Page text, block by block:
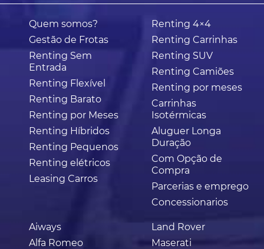
Quem somos?
Gestão de Frotas
Renting Sem
Entrada
Renting Flexível
Renting Barato
Renting por Meses
Renting Híbridos
Renting Pequenos
Renting elétricos
Leasing Carros
Aiways
Alfa Romeo
Land Rover
Maserati
Renting 4×4
Renting Carrinhas
Renting SUV
Renting Camiões
Renting por meses
Carrinhas
Isotérmicas
Aluguer Longa
Duração
Com Opção de
Compra
Parcerias e emprego
Concessionarios